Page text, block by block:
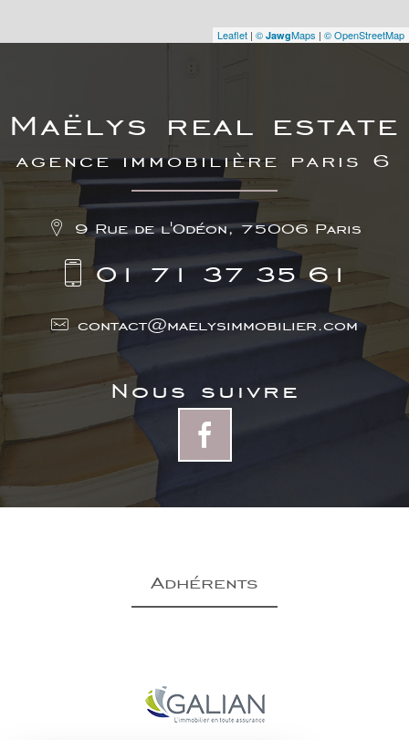
Leaflet | © JawgMaps | © OpenStreetMap
maëlys real estate
agence immobilière paris 6
9 Rue de l'Odéon, 75006 Paris
01 71 37 35 61
contact@maelysimmobilier.com
nous suivre
adhérents